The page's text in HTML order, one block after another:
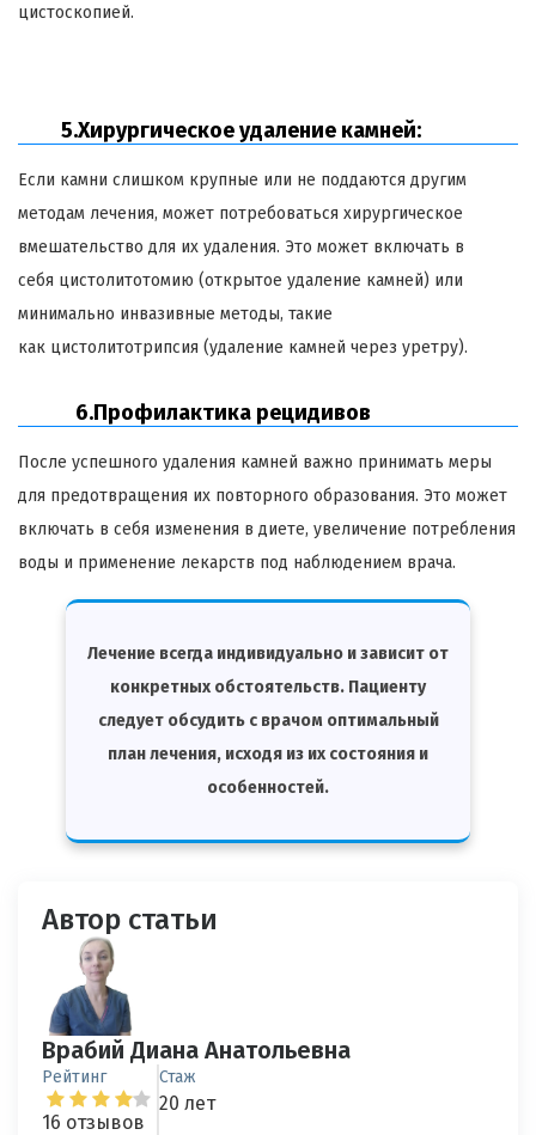
цистоскопией.
5.Хирургическое удаление камней:
Если камни слишком крупные или не поддаются другим
методам лечения, может потребоваться хирургическое
вмешательство для их удаления. Это может включать в
себя цистолитотомию (открытое удаление камней) или
минимально инвазивные методы, такие
как цистолитотрипсия (удаление камней через уретру).
6.Профилактика рецидивов
После успешного удаления камней важно принимать меры
для предотвращения их повторного образования. Это может
включать в себя изменения в диете, увеличение потребления
воды и применение лекарств под наблюдением врача.
Лечение всегда индивидуально и зависит от
конкретных обстоятельств. Пациенту
следует обсудить с врачом оптимальный
план лечения, исходя из их состояния и
особенностей.
Автор статьи
Врабий Диана Анатольевна
Рейтинг
16 отзывов
Стаж
20 лет